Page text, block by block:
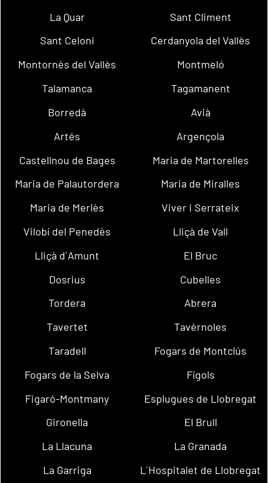
La Quar
Sant Climent
Sant Celoni
Cerdanyola del Vallès
Montornès del Vallès
Montmeló
Talamanca
Tagamanent
Borredà
Avià
Artés
Argençola
Castellnou de Bages
Maria de Martorelles
Maria de Palautordera
Maria de Miralles
Maria de Merlès
Viver i Serrateix
Vilobí del Penedès
Lliçà de Vall
Lliçà d´Amunt
El Bruc
Dosrius
Cubelles
Tordera
Abrera
Tavertet
Tavèrnoles
Taradell
Fogars de Montclús
Fogars de la Selva
Fígols
Figaró-Montmany
Esplugues de Llobregat
Gironella
El Brull
La Llacuna
La Granada
La Garriga
L´Hospitalet de Llobregat